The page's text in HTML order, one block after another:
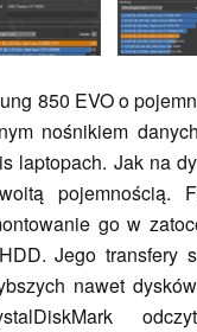
850 EVO o
nośnikiem
laptopach. Jak na
pojemnością.
go w
Jego transfery
nawet